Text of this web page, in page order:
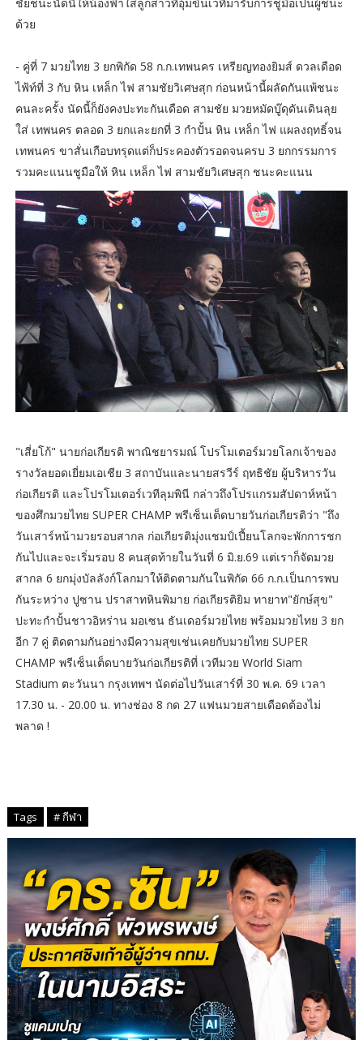
ด้วย
- คู่ที่ 7 มวยไทย 3 ยกพิกัด 58 ก.ก.เทพนคร เหรียญทองยิมส์ ดวลเดือด
ไฟ้ท์ที่ 3 กับ หิน เหล็ก ไฟ สามชัยวิเศษสุก ก่อนหน้านี้ผลัดกันแพ้ชนะ
คนละครั้ง นัดนี้ก็ยังคงปะทะกันเดือด สามชัย มวยหมัดบู๊ดุดันเดินลุย
ใส่ เทพนคร ตลอด 3 ยกและยกที่ 3 กำปั้น หิน เหล็ก ไฟ แผลงฤทธิ์จน
เทพนคร ขาสั่นเกือบทรุดแต่ก็ประคองตัวรอดจนครบ 3 ยกกรรมการ
รวมคะแนนชูมือให้ หิน เหล็ก ไฟ สามชัยวิเศษสุก ชนะคะแนน
"เสี่ยโก้" นายก่อเกียรติ พาณิชยารมณ์ โปรโมเตอร์มวยโลกเจ้าของ
รางวัลยอดเยี่ยมเอเชีย 3 สถาบันและนายสรวีร์ ฤทธิชัย ผู้บริหารวัน
ก่อเกียรติ และโปรโมเตอร์เวทีลุมพินี กล่าวถึงโปรแกรมสัปดาห์หน้า
ของศึกมวยไทย SUPER CHAMP พรีเซ็นเต็ดบายวันก่อเกียรติว่า "ถึง
วันเสาร์หน้ามวยรอบสากล ก่อเกียรติมุ่งแชมป์เปี้ยนโลกจะพักการชก
กันไปและจะเริ่มรอบ 8 คนสุดท้ายในวันที่ 6 มิ.ย.69 แต่เราก็จัดมวย
สากล 6 ยกมุ่งบัลลังก์โลกมาให้ติดตามกันในพิกัด 66 ก.ก.เป็นการพบ
กันระหว่าง ปูซาน ปราสาทหินพิมาย ก่อเกียรติยิม ทายาท"ยักษ์สุข"
ปะทะกำปั้นชาวอิหร่าน มอเซน ธันเดอร์มวยไทย พร้อมมวยไทย 3 ยก
อีก 7 คู่ ติดตามกันอย่างมีความสุขเช่นเคยกับมวยไทย SUPER
CHAMP พรีเซ็นเต็ดบายวันก่อเกียรติที่ เวทีมวย World Siam
Stadium ตะวันนา กรุงเทพฯ นัดต่อไปวันเสาร์ที่ 30 พ.ค. 69 เวลา
17.30 น. - 20.00 น. ทางช่อง 8 กด 27 แฟนมวยสายเดือดต้องไม่
พลาด !
Tags # กีฬา